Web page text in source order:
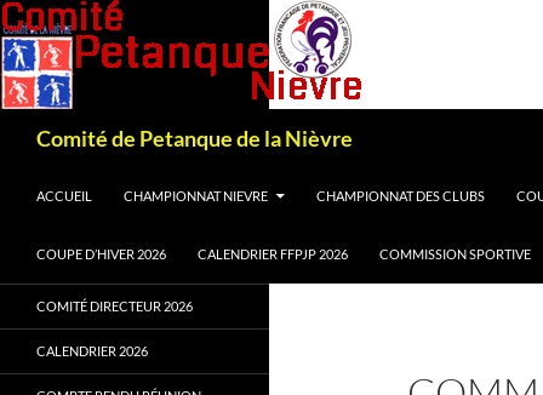
Comité de Petanque de la Nièvre
ACCUEIL
CHAMPIONNAT NIEVRE CHAMPIONNAT DES CLUBS
COUPE D’HIVER 2026 CALENDRIER FFPJP 2026 COMMISSION SPORTIVE
COMITÉ DIRECTEUR 2026
CALENDRIER 2026